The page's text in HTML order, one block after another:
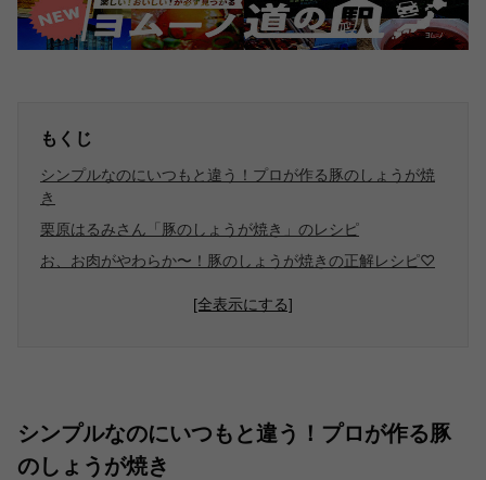
もくじ
シンプルなのにいつもと違う！プロが作る豚のしょうが焼
き
栗原はるみさん「豚のしょうが焼き」のレシピ
お、お肉がやわらか〜！豚のしょうが焼きの正解レシピ♡
[全表示にする]
シンプルなのにいつもと違う！プロが作る豚
のしょうが焼き